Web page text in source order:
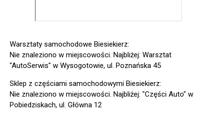
Warsztaty samochodowe Biesiekierz:
Nie znaleziono w miejscowości. Najbliżej: Warsztat
"AutoSerwis" w Wysogotowie, ul. Poznańska 45
Sklep z częściami samochodowymi Biesiekierz:
Nie znaleziono w miejscowości. Najbliżej: "Części Auto" w
Pobiedziskach, ul. Główna 12